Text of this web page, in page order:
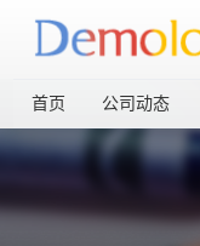
首页 公司动态